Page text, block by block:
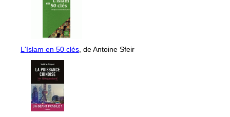
L'Islam en 50 clés, de Antoine Sfeir